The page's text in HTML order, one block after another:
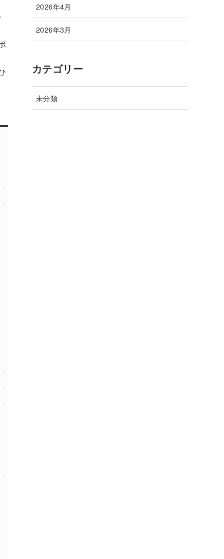
2026年4月
2026年3月
カテゴリー
未分類